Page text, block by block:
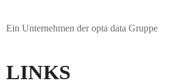
Ein Unternehmen der opta data Gruppe
LINKS